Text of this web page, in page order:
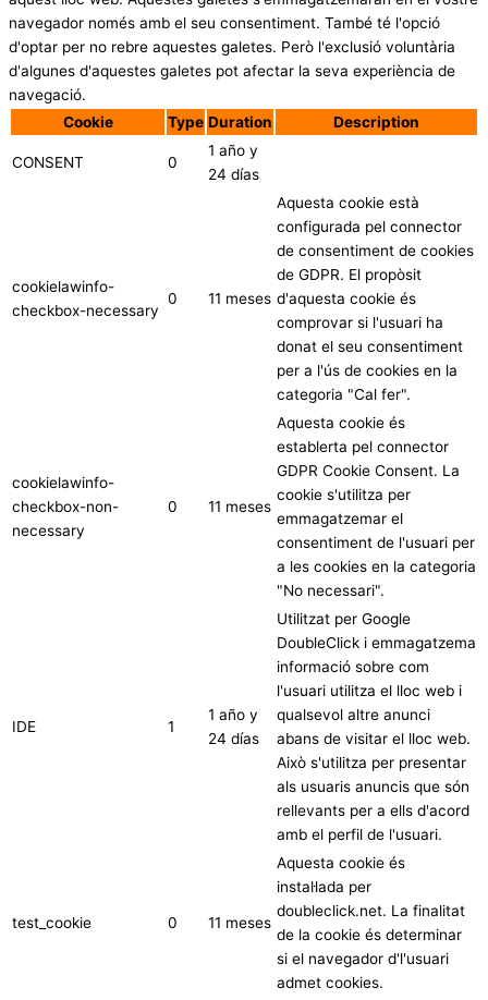
navegador només amb el seu consentiment. També té l'opció
d'optar per no rebre aquestes galetes. Però l'exclusió voluntària
d'algunes d'aquestes galetes pot afectar la seva experiència de
navegació.
Cookie
Type Duration Description
CONSENT 0
1 año y
24 días
cookielawinfo-
checkbox-necessary
0 11 meses
Aquesta cookie està
configurada pel connector
de consentiment de cookies
de GDPR. El propòsit
d'aquesta cookie és
comprovar si l'usuari ha
donat el seu consentiment
per a l'ús de cookies en la
categoria "Cal fer".
cookielawinfo-
checkbox-non-
necessary
0 11 meses
Aquesta cookie és
establerta pel connector
GDPR Cookie Consent. La
cookie s'utilitza per
emmagatzemar el
consentiment de l'usuari per
a les cookies en la categoria
"No necessari".
IDE 1
1 año y
24 días
Utilitzat per Google
DoubleClick i emmagatzema
informació sobre com
l'usuari utilitza el lloc web i
qualsevol altre anunci
abans de visitar el lloc web.
Això s'utilitza per presentar
als usuaris anuncis que són
rellevants per a ells d'acord
amb el perfil de l'usuari.
test_cookie 0 11 meses
Aquesta cookie és
instal·lada per
doubleclick.net. La finalitat
de la cookie és determinar
si el navegador d'l'usuari
admet cookies.